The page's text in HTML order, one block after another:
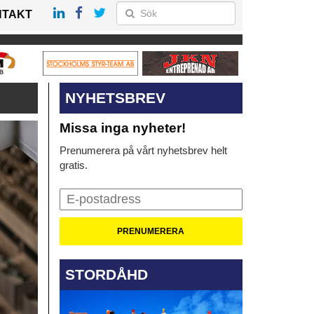
NYHETSBREV
Missa inga nyheter!
Prenumerera på vårt nyhetsbrev helt
gratis.
STORDÅHD